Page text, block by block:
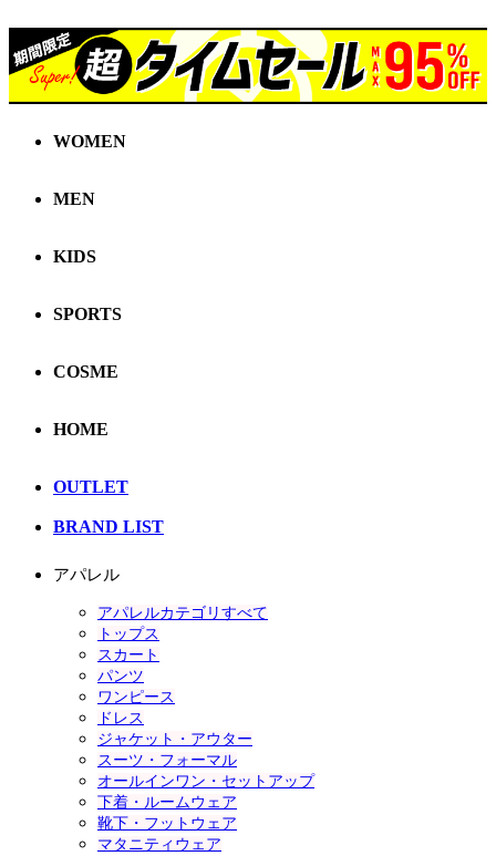
WOMEN
MEN
KIDS
SPORTS
COSME
HOME
OUTLET
BRAND LIST
アパレル
アパレルカテゴリすべて
トップス
スカート
パンツ
ワンピース
ドレス
ジャケット・アウター
スーツ・フォーマル
オールインワン・セットアップ
下着・ルームウェア
靴下・フットウェア
マタニティウェア